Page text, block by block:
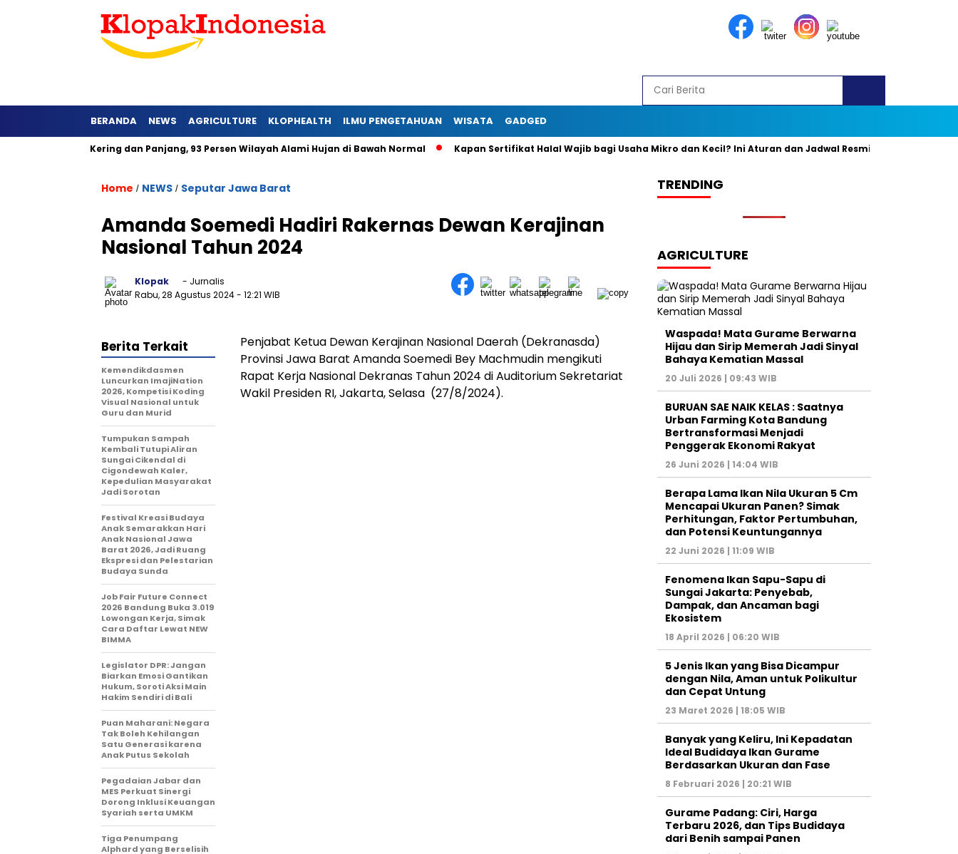
BERANDA NEWS AGRICULTURE KLOPHEALTH ILMU PENGETAHUAN WISATA GADGED
Lebih Kering dan Panjang, 93 Persen Wilayah Alami Hujan di Bawah Normal Kapan Sertifikat Halal Wajib bagi Usaha Mikro dan Kecil? Ini Aturan dan Jadwal Resminya
Home / NEWS / Seputar Jawa Barat
Amanda Soemedi Hadiri Rakernas Dewan Kerajinan
Nasional Tahun 2024
Klopak
- Jurnalis
Rabu, 28 Agustus 2024- 12:21 WIB
Penjabat Ketua Dewan Kerajinan Nasional Daerah (Dekranasda)
Provinsi Jawa Barat Amanda Soemedi Bey Machmudin mengikuti
Rapat Kerja Nasional Dekranas Tahun 2024 di Auditorium Sekretariat
Wakil Presiden RI, Jakarta, Selasa (27/8/2024).
Berita Terkait
Kemendikdasmen
Luncurkan ImajiNation
2026, Kompetisi Koding
Visual Nasional untuk
Guru dan Murid
Tumpukan Sampah
Kembali Tutupi Aliran
Sungai Cikendal di
Cigondewah Kaler,
Kepedulian Masyarakat
Jadi Sorotan
Festival Kreasi Budaya
Anak Semarakkan Hari
Anak Nasional Jawa
Barat 2026, Jadi Ruang
Ekspresi dan Pelestarian
Budaya Sunda
Job Fair Future Connect
2026 Bandung Buka 3.019
Lowongan Kerja, Simak
Cara Daftar Lewat NEW
BIMMA
Legislator DPR: Jangan
Biarkan Emosi Gantikan
Hukum, Soroti Aksi Main
Hakim Sendiri di Bali
Puan Maharani: Negara
Tak Boleh Kehilangan
Satu Generasi karena
Anak Putus Sekolah
Pegadaian Jabar dan
MES Perkuat Sinergi
Dorong Inklusi Keuangan
Syariah serta UMKM
Tiga Penumpang
Alphard yang Berselisih
TRENDING
AGRICULTURE
Waspada! Mata Gurame Berwarna
Hijau dan Sirip Memerah Jadi Sinyal
Bahaya Kematian Massal
20 Juli 2026 | 09:43 WIB
BURUAN SAE NAIK KELAS : Saatnya
Urban Farming Kota Bandung
Bertransformasi Menjadi
Penggerak Ekonomi Rakyat
26 Juni 2026 | 14:04 WIB
Berapa Lama Ikan Nila Ukuran 5 Cm
Mencapai Ukuran Panen? Simak
Perhitungan, Faktor Pertumbuhan,
dan Potensi Keuntungannya
22 Juni 2026 | 11:09 WIB
Fenomena Ikan Sapu-Sapu di
Sungai Jakarta: Penyebab,
Dampak, dan Ancaman bagi
Ekosistem
18 April 2026 | 06:20 WIB
5 Jenis Ikan yang Bisa Dicampur
dengan Nila, Aman untuk Polikultur
dan Cepat Untung
23 Maret 2026 | 18:05 WIB
Banyak yang Keliru, Ini Kepadatan
Ideal Budidaya Ikan Gurame
Berdasarkan Ukuran dan Fase
8 Februari 2026 | 20:21 WIB
Gurame Padang: Ciri, Harga
Terbaru 2026, dan Tips Budidaya
dari Benih sampai Panen